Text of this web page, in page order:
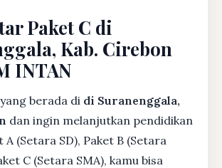
Paket C di
Kab. Cirebon
INTAN
berada di di Suranenggala,
dan ingin melanjutkan pendidikan
A (Setara SD), Paket B (Setara
C (Setara SMA), kamu bisa